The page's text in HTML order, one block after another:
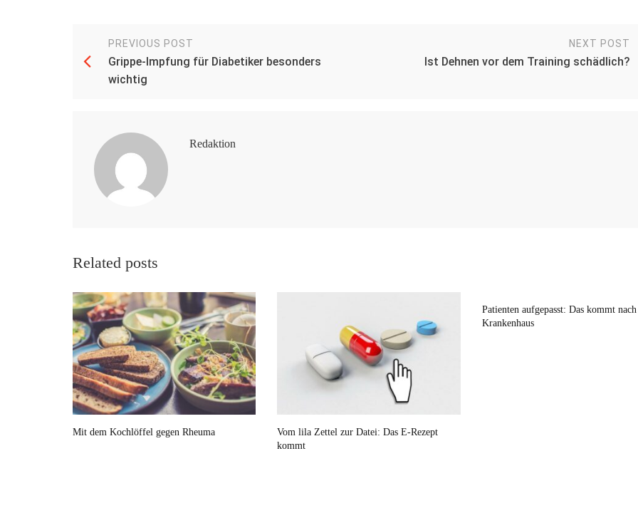
PREVIOUS POST
Grippe-Impfung für Diabetiker besonders
wichtig
NEXT POST
Ist Dehnen vor dem Training schädlich?
Redaktion
Related posts
Mit dem Kochlöffel gegen Rheuma
Vom lila Zettel zur Datei: Das E-Rezept
kommt
Patienten aufgepasst: Das kommt
Krankenhaus